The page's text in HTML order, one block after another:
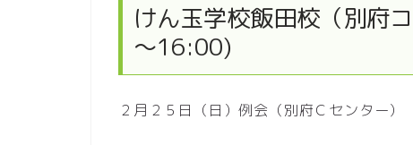
けん玉学校飯田校（別府
～16:00)
２月２５日（日）例会（別府Ｃセンター）